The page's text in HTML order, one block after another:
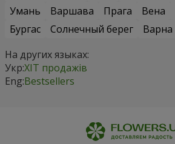
Умань
Варшава Прага Вена
Бургас
Солнечный берег Варна
На других языках:
Укр:ХІТ продажів
Eng:Bestsellers